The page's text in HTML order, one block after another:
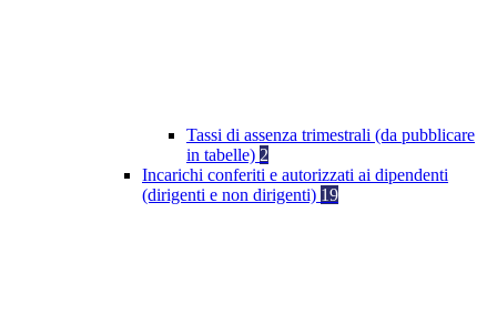
Tassi di assenza trimestrali (da pubblicare
in tabelle) 2
Incarichi conferiti e autorizzati ai dipendenti
(dirigenti e non dirigenti) 19